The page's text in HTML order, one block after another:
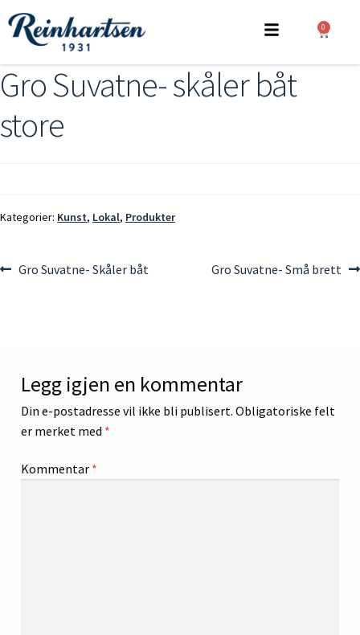
0
Gro Suvatne- skåler båt
store
Kategorier: Kunst, Lokal, Produkter
Gro Suvatne- Skåler båt Gro Suvatne- Små brett
Legg igjen en kommentar
Din e-postadresse vil ikke bli publisert. Obligatoriske felt
er merket med *
Kommentar *